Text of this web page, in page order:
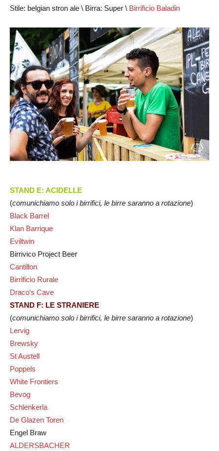
Stile: belgian stron ale \ Birra: Super \ Birrificio Baladin
STAND E: ACIDELLE
(comunichiamo solo i birrifici, le birre saranno a rotazione)
Black Barrel
Klan Barrique
Eviltwin
Birrivico Project Beer
Cantillon
Birrificio Rurale
Draco’s Cave
STAND F: LE STRANIERE
(comunichiamo solo i birrifici, le birre saranno a rotazione)
Lervig
Brewsky
St Austell
Poppels
White Frontiers
Bevog
Schlenkerla
De Glazen Toren
Engel Braw
ALDERSBACHER